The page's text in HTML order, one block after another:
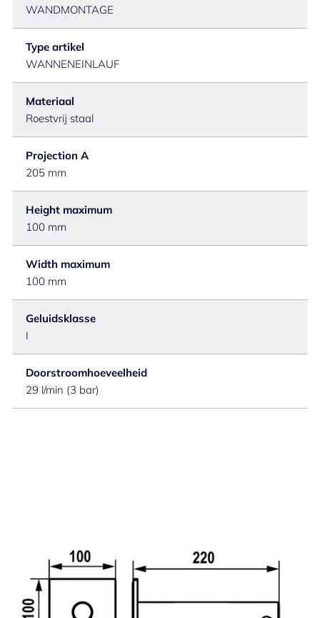
WANDMONTAGE
Type artikel
WANNENEINLAUF
Materiaal
Roestvrij staal
Projection A
205 mm
Height maximum
100 mm
Width maximum
100 mm
Geluidsklasse
I
Doorstroomhoeveelheid
29 l/min (3 bar)